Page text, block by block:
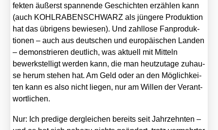
fek­ten äußerst span­nen­de Geschich­ten erzäh­len kann
(auch KOHLRABENSCHWARZ als jün­ge­re Pro­duk­ti­on
hat das übri­gens bewie­sen). Und zahl­lo­se Fan­pro­duk­
tio­nen – auch aus deut­schen und euro­päi­schen Lan­den
– demons­trie­ren deut­lich, was aktu­ell mit Mit­teln
bewerk­stel­ligt wer­den kann, die man heut­zu­ta­ge zuhau­
se her­um ste­hen hat. Am Geld oder an den Mög­lich­kei­
ten kann es also nicht lie­gen, nur am Wil­len der Ver­ant­
wort­li­chen.
Nur: Ich pre­di­ge der­glei­chen bereits seit Jahr­zehn­ten –